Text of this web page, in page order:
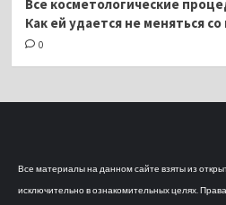
Все косметологические
Как ей удается не меняться
0
Все материалы на данном сайте взяты из
исключительно в ознакомительных целях.